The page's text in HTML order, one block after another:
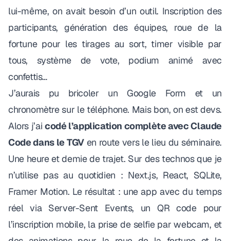
lui-même, on avait besoin d’un outil. Inscription des
participants, génération des équipes, roue de la
fortune pour les tirages au sort, timer visible par
tous, système de vote, podium animé avec
confettis…
J’aurais pu bricoler un Google Form et un
chronomètre sur le téléphone. Mais bon, on est devs.
Alors j’ai codé l’application complète avec Claude
Code dans le TGVen route vers le lieu du séminaire.
Une heure et demie de trajet. Sur des technos que je
n’utilise pas au quotidien : Next.js, React, SQLite,
Framer Motion. Le résultat : une app avec du temps
réel via Server-Sent Events, un QR code pour
l’inscription mobile, la prise de selfie par webcam, et